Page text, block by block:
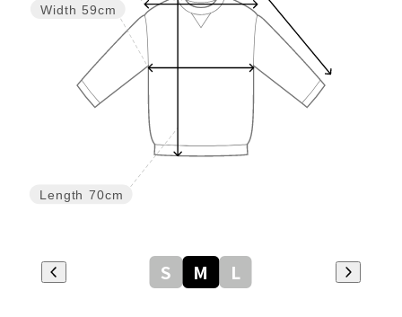
Length 70cm
Width 59cm
S M L